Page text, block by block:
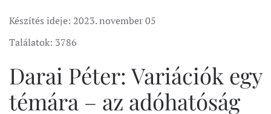
Készítés ideje: 2023. november 05
Találatok: 3786
Darai Péter: Variációk egy
témára – az adóhatóság